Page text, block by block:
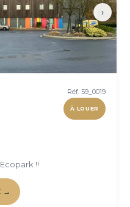
›
Réf. 59_0019
À LOUER
!!
→